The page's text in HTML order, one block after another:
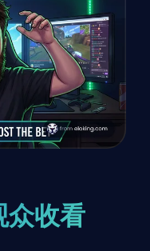
众收看